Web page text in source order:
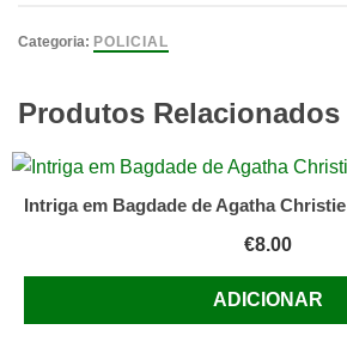
Caso
Falso
Livro
Erle
Gardner
Categoria: POLICIAL
Produtos Relacionados
Intriga em Bagdade de Agatha Christie
€8.00
ADICIONAR